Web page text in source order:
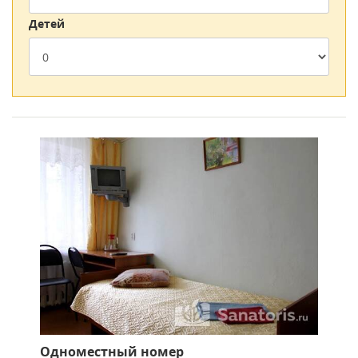
для отдыха, туалет. Неподалеку устроена специальная
площадка для занятий пляжным волейболом.
позаниматься в спортивном зале или на тренажерах,
сыграть в настольную игру.
Актовый зал санатория можно арендовать для проведения
деловых встреч, корпоративных мероприятий, праздников,
вечеринок. Зал рассчитан на 50 человек, в нем есть сцена,
трибуна, зал с экраном для демонстрации видео,
микрофон. На улице неподалеку находятся крытые беседки
и мангал.
Детей
Одноместный номер